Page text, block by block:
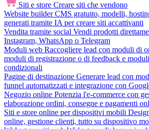
Siti e store Creare siti che vendono
Website builder CMS gratuito, modelli,
generati tramite IA per creare siti accattivanti
Vendita tramite social Vendi prodotti
Instagram, WhatsApp o Telegram
Moduli web Raccogliere lead con moduli di
moduli di registrazione o di feedback e
condizionali
Pagine di destinazione Generare lead con
funnel automatizzati e integrazione con
Negozio online Potenzia l'e-commerce con
elaborazione ordini, consegne e pagamenti
Siti e store online per dispositivi mobili
online, gestione clienti, tutto su dispositivo